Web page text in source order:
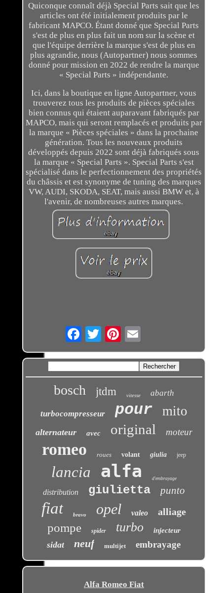
Quiconque connaît déjà Special Parts sait que les
articles ont été initialement produits par le
fabricant MAPCO. Étant donné que Special Parts
s'est de plus en plus fait un nom sur la scène et
que l'équipe derrière la marque s'est de plus en
plus agrandie, nous (Autopartner) nous sommes
donné pour mission en 2022 de rendre la marque
« Special Parts » indépendante.
Ici, dans la boutique en ligne Autopartner, vous
trouverez tous les produits de pièces spéciales
bien connus qui étaient auparavant fabriqués par
MAPCO, mais qui seront remplacés et produits par
la marque « Pièces spéciales » dans la prochaine
génération. Tous les nouveaux produits
développés depuis 2022 sont déjà fabriqués sous
la marque « Special Parts ». Special Parts s'est
spécialisé dans le perfectionnement des propriétés
du châssis et est synonyme de tuning des marques
VW, AUDI, SKODA, SEAT, mais aussi BMW et, à
l'avenir, de nombreuses autres marques.
Email
bosch jtdm vitesse abarth
turbocompresseur pour mito
alternateur avec original moteur
romeo roues volant giulia jeep
lancia alfa d'embrayage
distribution giulietta punto
fiat bravo opel valeo alliage
pompe spider turbo injecteur
sidat neuf multijet embrayage
Alfa Romeo Fiat